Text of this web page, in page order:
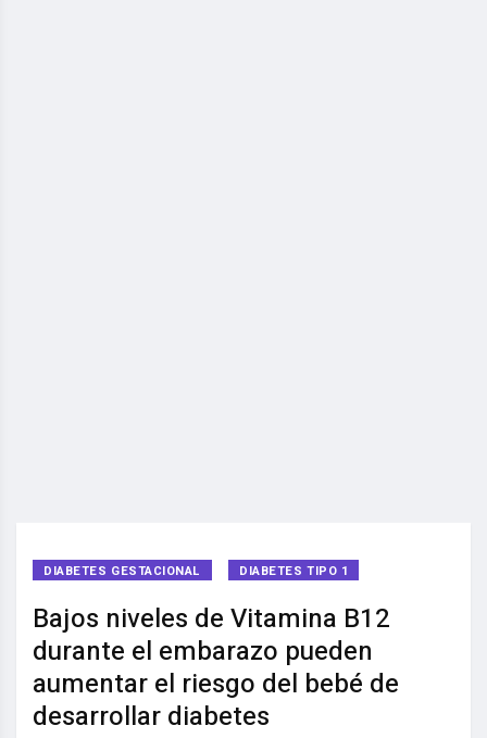
DIABETES GESTACIONAL DIABETES TIPO 1
Bajos niveles de Vitamina B12
durante el embarazo pueden
aumentar el riesgo del bebé de
desarrollar diabetes